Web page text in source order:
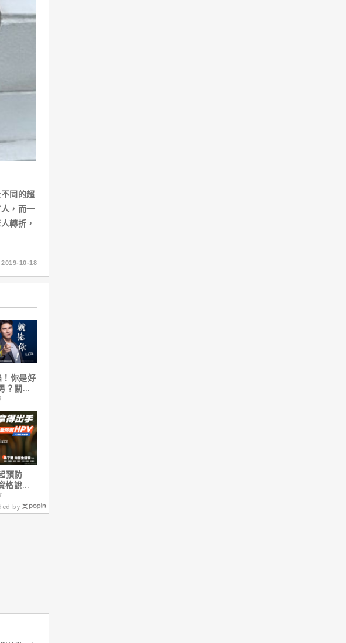
同的超
，而一
轉折，
2019-10-18
你是好
？關鍵
預防
格說愛
by